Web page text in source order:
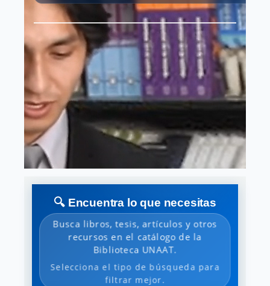
🔍 Encuentra lo que necesitas
Busca libros, tesis, artículos y otros
recursos en el catálogo de la
Biblioteca UNAAT.
Selecciona el tipo de búsqueda para
filtrar mejor.